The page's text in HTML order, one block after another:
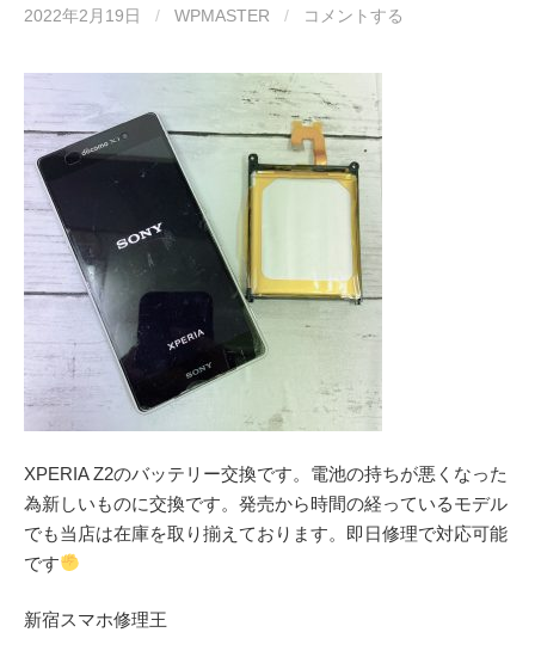
2022年2月19日 / WPMASTER / コメントする
XPERIA Z2のバッテリー交換です。電池の持ちが悪くなった
為新しいものに交換です。発売から時間の経っているモデル
でも当店は在庫を取り揃えております。即日修理で対応可能
です
新宿スマホ修理王